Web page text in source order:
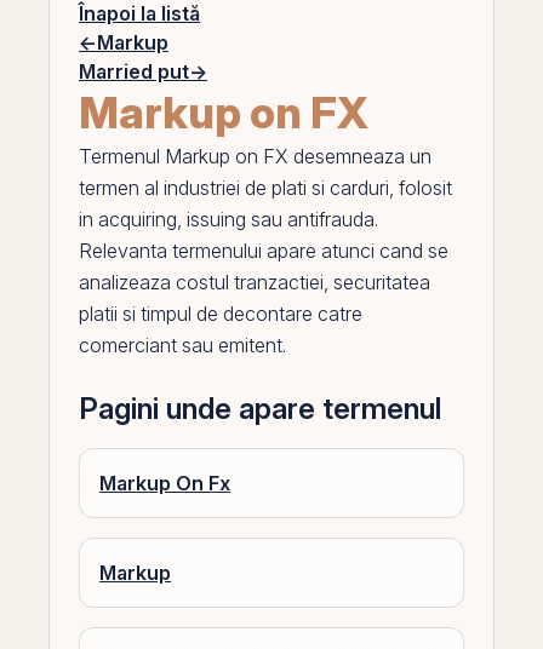
Înapoi la listă
←Markup
Married put→
Markup on FX
Termenul Markup on FX desemneaza un
termen al industriei de plati si carduri, folosit
in acquiring, issuing sau antifrauda.
Relevanta termenului apare atunci cand se
analizeaza costul tranzactiei, securitatea
platii si timpul de decontare catre
comerciant sau emitent.
Pagini unde apare termenul
Markup On Fx
Markup